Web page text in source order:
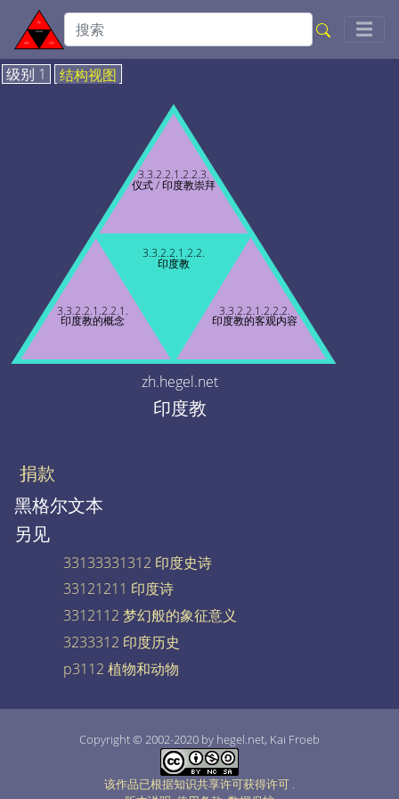
☰
级别 1 结构视图
3.3.2.2.1.2.2.
印度教
3.3.2.2.1.2.2.1.
印度教的概念
3.3.2.2.1.2.2.2.
印度教的客观内容
3.3.2.2.1.2.2.3.
仪式 / 印度教崇拜
zh.hegel.net
印度教
捐款
黑格尔文本
另见
33133331312 印度史诗
33121211 印度诗
3312112 梦幻般的象征意义
3233312 印度历史
p3112 植物和动物
Copyright © 2002-2020 by hegel.net, Kai Froeb
该作品已根据知识共享许可获得许可 .